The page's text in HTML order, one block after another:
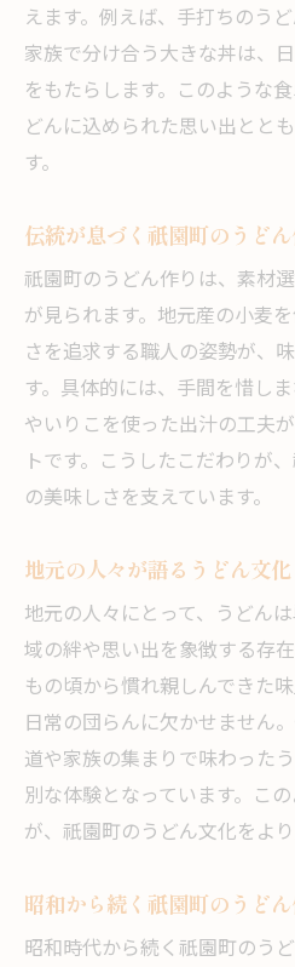
えます。例えば、手打ちのう
家族で分け合う大きな丼は、
をもたらします。このような
どんに込められた思い出とと
す。
伝統が息づく祇園町のうど
祇園町のうどん作りは、素材
が見られます。地元産の小麦
さを追求する職人の姿勢が、
す。具体的には、手間を惜し
やいりこを使った出汁の工夫
トです。こうしたこだわりが
の美味しさを支えています。
地元の人々が語るうどん文
地元の人々にとって、うどん
域の絆や思い出を象徴する存
もの頃から慣れ親しんできた
日常の団らんに欠かせません
道や家族の集まりで味わった
別な体験となっています。こ
が、祇園町のうどん文化をよ
昭和から続く祇園町のうど
昭和時代から続く祇園町のう